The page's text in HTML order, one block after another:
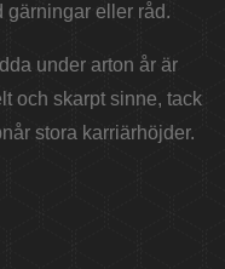
gärningar eller råd.
under arton år är
och skarpt sinne, tack
stora karriärhöjder.